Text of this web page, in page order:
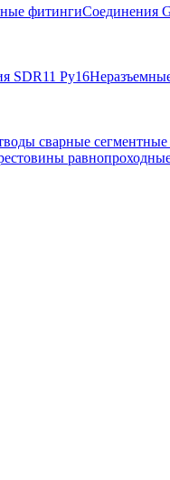
фитингиСоединения
SDR11 Ру16
сварные сегментные